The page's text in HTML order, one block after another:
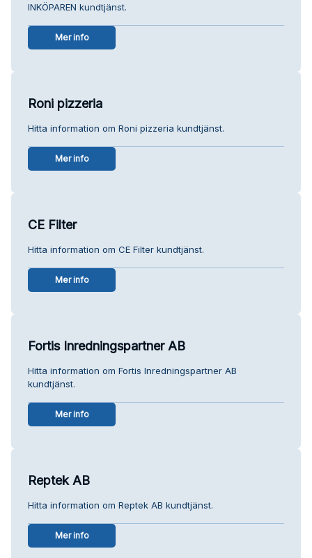
INKÖPAREN kundtjänst.
Mer info
Roni pizzeria
Hitta information om Roni pizzeria kundtjänst.
Mer info
CE Filter
Hitta information om CE Filter kundtjänst.
Mer info
Fortis Inredningspartner AB
Hitta information om Fortis Inredningspartner AB
kundtjänst.
Mer info
Reptek AB
Hitta information om Reptek AB kundtjänst.
Mer info